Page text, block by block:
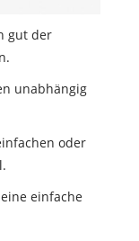
gut der
unabhängig
oder
einfache